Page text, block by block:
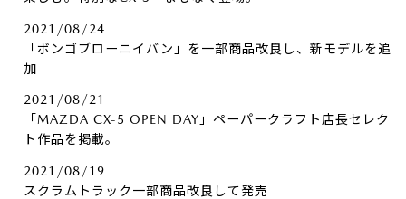
2021/08/24
「ボンゴブローニイバン」を一部商品改良し、新モデルを追
加
2021/08/21
「MAZDA CX-5 OPEN DAY」ペーパークラフト店長セレク
ト作品を掲載。
2021/08/19
スクラムトラック一部商品改良して発売